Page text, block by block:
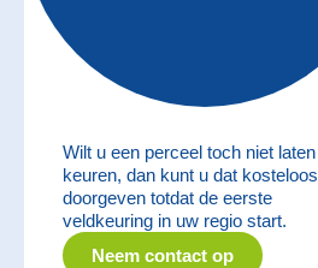
Wilt u een perceel toch niet laten
keuren, dan kunt u dat kosteloos
doorgeven totdat de eerste
veldkeuring in uw regio start.
Neem contact op